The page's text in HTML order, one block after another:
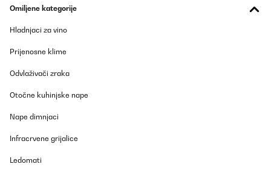
Omiljene kategorije
Hladnjaci za vino
Prijenosne klime
Odvlaživači zraka
Otočne kuhinjske nape
Nape dimnjaci
Infracrvene grijalice
Ledomati